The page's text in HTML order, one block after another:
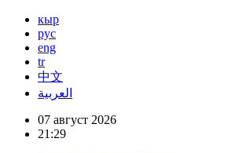
кыр
рус
eng
tr
中文
العربية
07 август 2026
21:29